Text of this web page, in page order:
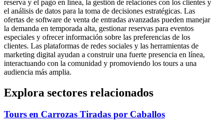
reserva y el pago en línea, la gestión de relaciones con los clientes y
el análisis de datos para la toma de decisiones estratégicas. Las
ofertas de software de venta de entradas avanzadas pueden manejar
la demanda en temporada alta, gestionar reservas para eventos
especiales y ofrecer información sobre las preferencias de los
clientes. Las plataformas de redes sociales y las herramientas de
marketing digital ayudan a construir una fuerte presencia en línea,
interactuando con la comunidad y promoviendo los tours a una
audiencia más amplia.
Explora sectores relacionados
Tours en Carrozas Tiradas por Caballos